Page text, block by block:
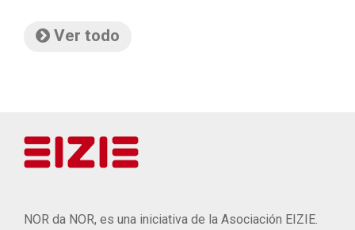
Ver todo
NOR da NOR, es una iniciativa de la Asociación EIZIE.